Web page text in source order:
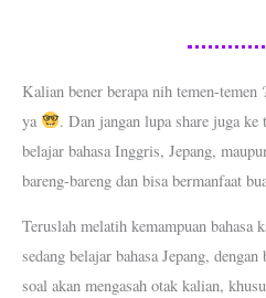
Kalian bener berapa nih temen-
ya
. Dan jangan lupa share juga ke
belajar bahasa Inggris, Jepang,
bareng-bareng dan bisa bermanfaat
Teruslah melatih kemampuan bahasa
sedang belajar bahasa Jepang,
soal akan mengasah otak kalian,